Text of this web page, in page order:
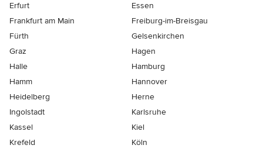
Erfurt
Essen
Frankfurt am Main
Freiburg-im-Breisgau
Fürth
Gelsenkirchen
Graz
Hagen
Halle
Hamburg
Hamm
Hannover
Heidelberg
Herne
Ingolstadt
Karlsruhe
Kassel
Kiel
Krefeld
Köln